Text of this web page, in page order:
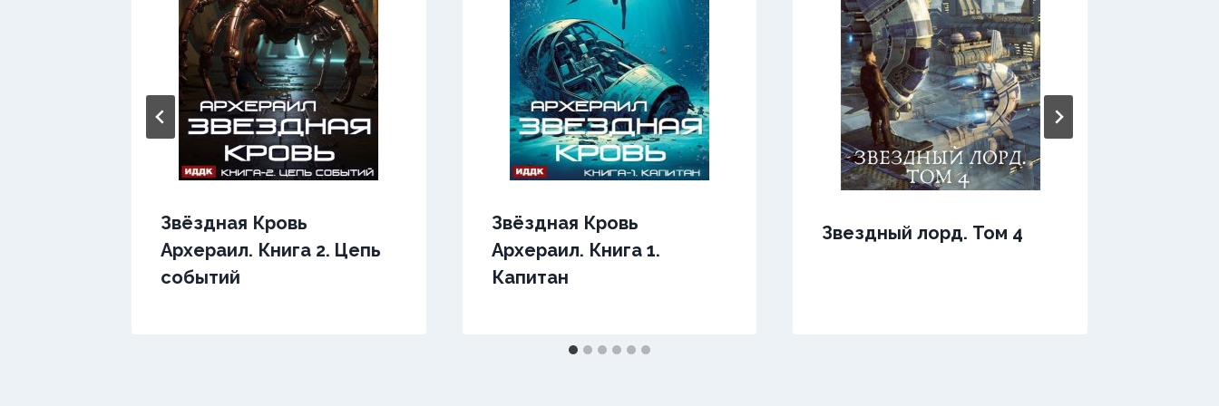
Звёздная Кровь
Архераил. Книга 2. Цепь
событий
Звёздная Кровь
Архераил. Книга 1.
Капитан
Звездный лорд. Том 4